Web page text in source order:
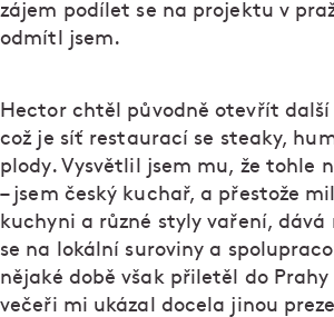
zájem podílet se na projektu v
odmítl jsem.
Hector chtěl původně otevřít
což je síť restaurací se steaky,
plody. Vysvětlil jsem mu, že tohle
– jsem český kuchař, a přestože
kuchyni a různé styly vaření, dává
se na lokální suroviny a
nějaké době však přiletěl do
večeři mi ukázal docela jinou